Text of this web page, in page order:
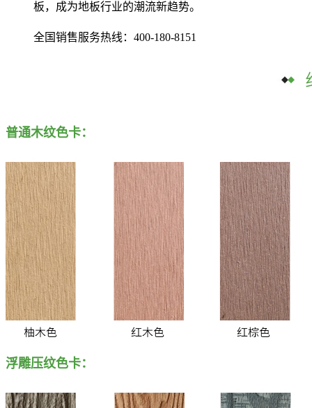
板，成为地板行业的潮流新趋势。
全国销售服务热线： 400-180-8151
普通木纹色卡：
浮雕压纹色卡：